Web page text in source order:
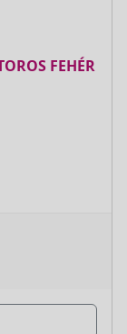
FEHÉR